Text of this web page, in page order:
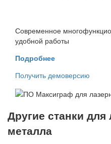
Современное
удобной работы
Подробнее
Получить демоверсию
Другие станки
металла